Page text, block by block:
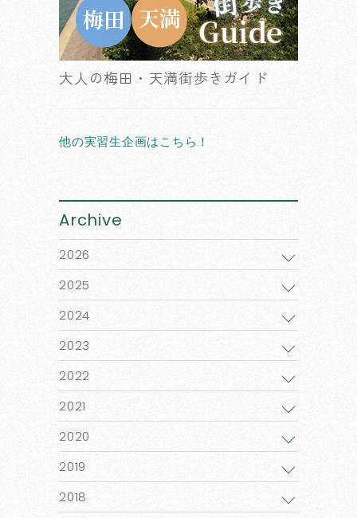
大人の梅田・天満街歩きガイド
他の実習生企画はこちら！
Archive
2026
2025
2024
2023
2022
2021
2020
2019
2018